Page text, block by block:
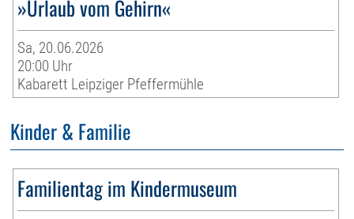
»Urlaub vom Gehirn«
Sa, 20.06.2026
20:00 Uhr
Kabarett Leipziger Pfeffermühle
Kinder & Familie
Familientag im Kindermuseum